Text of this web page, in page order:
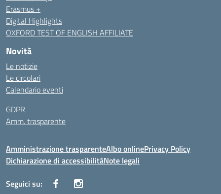
Erasmus +
Digital Highlights
OXFORD TEST OF ENGLISH AFFILIATE
Novità
Le notizie
Le circolari
Calendario eventi
GDPR
Amm. trasparente
Amministrazione trasparenteAlbo onlinePrivacy Policy
Dichiarazione di accessibilitàNote legali
Seguici su: